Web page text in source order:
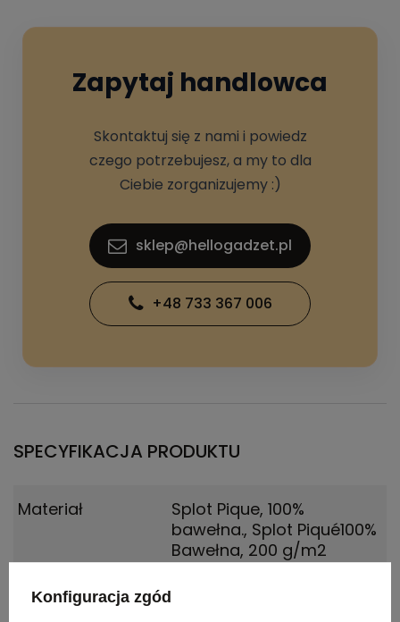
Zapytaj handlowca
Skontaktuj się z nami i powiedz
czego potrzebujesz, a my to dla
Ciebie zorganizujemy :)
sklep@hellogadzet.pl
+48 733 367 006
SPECYFIKACJA PRODUKTU
Materiał
Splot Pique, 100%
bawełna., Splot Piqué100%
Bawełna, 200 g/m2
Kolor
Konfiguracja zgód